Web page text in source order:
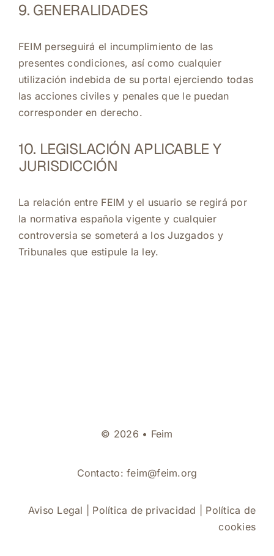
9. GENERALIDADES
FEIM perseguirá el incumplimiento de las
presentes condiciones, así como cualquier
utilización indebida de su portal ejerciendo todas
las acciones civiles y penales que le puedan
corresponder en derecho.
10. LEGISLACIÓN APLICABLE Y
JURISDICCIÓN
La relación entre FEIM y el usuario se regirá por
la normativa española vigente y cualquier
controversia se someterá a los Juzgados y
Tribunales que estipule la ley.
© 2026 • Feim
Contacto:feim@feim.org
Aviso Legal Política de privacidad
Política de
cookies